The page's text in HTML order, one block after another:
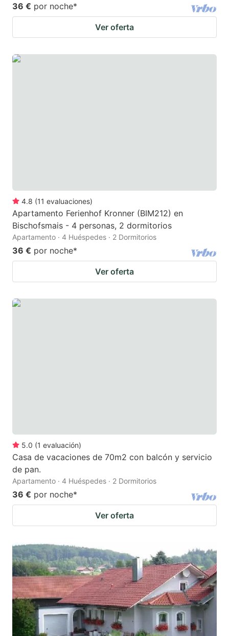
36 € por noche*
Ver oferta
4.8 (11 evaluaciones)
Apartamento Ferienhof Kronner (BIM212) en
Bischofsmais - 4 personas, 2 dormitorios
Apartamento · 4 Huéspedes · 2 Dormitorios
36 € por noche*
Ver oferta
5.0 (1 evaluación)
Casa de vacaciones de 70m2 con balcón y servicio
de pan.
Apartamento · 4 Huéspedes · 2 Dormitorios
36 € por noche*
Ver oferta